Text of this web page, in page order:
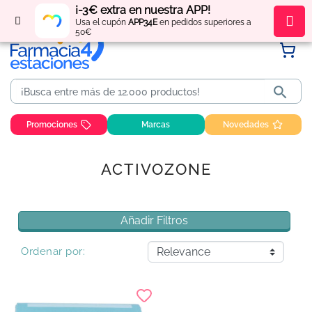
¡-3€ extra en nuestra APP!
Usa el cupón APP34Een pedidos superiores a
50€
Regístratey obténpuntos por tus compras

Promociones Marcas Novedades
ACTIVOZONE
Añadir Filtros
Ordenar por: